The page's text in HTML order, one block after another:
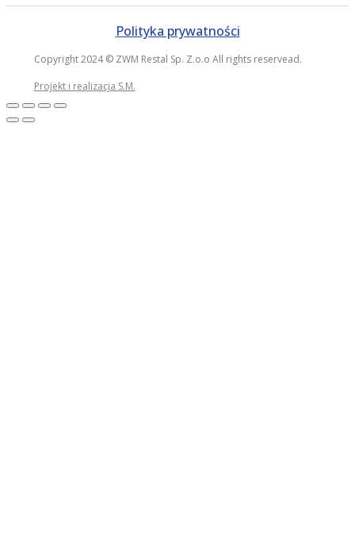
Polityka prywatności
Copyright 2024 © ZWM Restal Sp. Z.o.o All rights reservead.
Projekt i realizacja S.M.